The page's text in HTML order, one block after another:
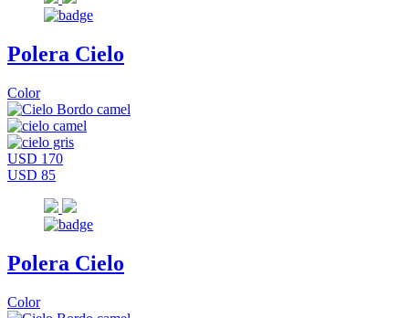
Polera Cielo
Color
USD 170
USD 85
Polera Cielo
Color